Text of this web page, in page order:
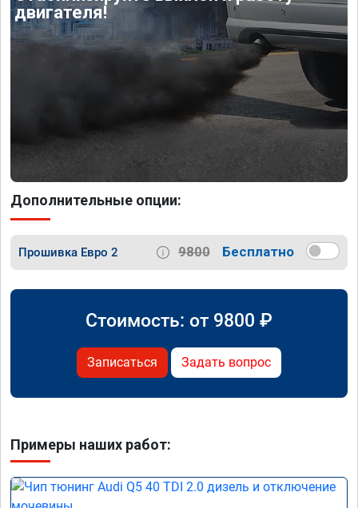
двигателя!
Дополнительные опции:
Прошивка Евро 2 9800 Бесплатно
Стоимость: от 9800 ₽
Записаться Задать вопрос
Примеры наших работ: